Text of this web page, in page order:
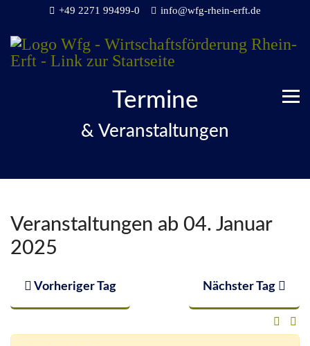
+49 2271 99499-0 info@wfg-rhein-erft.de
Termine
& Veranstaltungen
Veranstaltungen ab 04. Januar
2025
Vorheriger Tag Nächster Tag